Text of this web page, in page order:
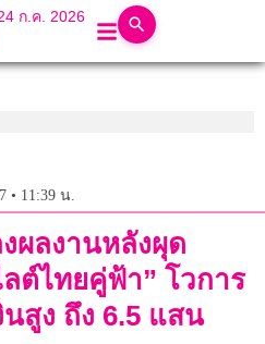
ก.ค. 2026
• 11:39 น.
ผลงาน​หลังผุด
ต์ไทยคู่ฟ้า” โว​การ
นสูง​ ถึง 6.5 แสน